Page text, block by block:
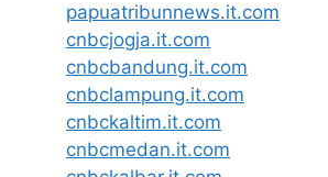
papuatribunnews.it.com
cnbcjogja.it.com
cnbcbandung.it.com
cnbclampung.it.com
cnbckaltim.it.com
cnbcmedan.it.com